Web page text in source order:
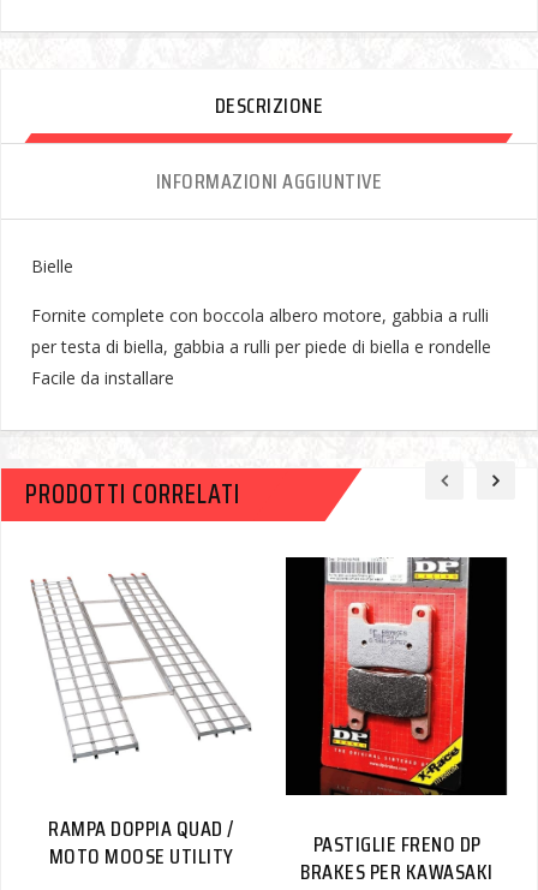
DESCRIZIONE
INFORMAZIONI AGGIUNTIVE
Bielle
Fornite complete con boccola albero motore, gabbia a rulli
per testa di biella, gabbia a rulli per piede di biella e rondelle
Facile da installare
PRODOTTI CORRELATI
RAMPA DOPPIA QUAD /
MOTO MOOSE UTILITY
PASTIGLIE FRENO DP
BRAKES PER KAWASAKI